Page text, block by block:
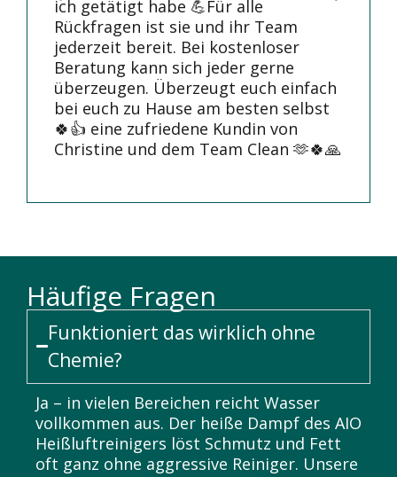
ich getätigt habe 💪Für alle
Rückfragen ist sie und ihr Team
jederzeit bereit. Bei kostenloser
Beratung kann sich jeder gerne
überzeugen. Überzeugt euch einfach
bei euch zu Hause am besten selbst
🍀👍 eine zufriedene Kundin von
Christine und dem Team Clean 🫶🍀🙏
Häufige Fragen
Funktioniert das wirklich ohne
Chemie?
Ja – in vielen Bereichen reicht Wasser
vollkommen aus. Der heiße Dampf des AIO
Heißluftreinigers löst Schmutz und Fett
oft ganz ohne aggressive Reiniger. Unsere